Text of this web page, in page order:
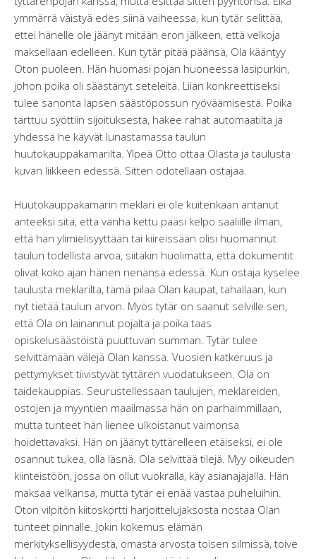
ymmärrä väistyä edes siinä vaiheessa, kun tytär selittää,
ettei hänelle ole jäänyt mitään eron jälkeen, että velkoja
maksellaan edelleen. Kun tytär pitää päänsä, Ola kääntyy
Oton puoleen. Hän huomasi pojan huoneessa lasipurkin,
johon poika oli säästänyt seteleitä. Liian konkreettiseksi
tulee sanonta lapsen säästöpossun ryöväämisestä. Poika
tarttuu syöttiin sijoituksesta, hakee rahat automaatilta ja
yhdessä he käyvät lunastamassa taulun
huutokauppakamarilta. Ylpeä Otto ottaa Olasta ja taulusta
kuvan liikkeen edessä. Sitten odotellaan ostajaa.
Huutokauppakamarin meklari ei ole kuitenkaan antanut
anteeksi sitä, että vanha kettu pääsi kelpo saaliille ilman,
että hän ylimielisyyttään tai kiireissään olisi huomannut
taulun todellista arvoa, siitäkin huolimatta, että dokumentit
olivat koko ajan hänen nenänsä edessä. Kun ostaja kyselee
taulusta meklarilta, tämä pilaa Olan kaupat, tahallaan, kun
nyt tietää taulun arvon. Myös tytär on saanut selville sen,
että Ola on lainannut pojalta ja poika taas
opiskelusäästöistä puuttuvan summan. Tytär tulee
selvittämään välejä Olan kanssa. Vuosien katkeruus ja
pettymykset tiivistyvät tyttären vuodatukseen. Ola on
taidekauppias. Seurustellessaan taulujen, meklareiden,
ostojen ja myyntien maailmassa hän on parhaimmillaan,
mutta tunteet hän lienee ulkoistanut vaimonsa
hoidettavaksi. Hän on jäänyt tyttärelleen etäiseksi, ei ole
osannut tukea, olla läsnä. Ola selvittää tilejä. Myy oikeuden
kiinteistöön, jossa on ollut vuokralla, käy asianajajalla. Hän
maksaa velkansa, mutta tytär ei enää vastaa puheluihin.
Oton vilpitön kiitoskortti harjoittelujaksosta nostaa Olan
tunteet pinnalle. Jokin kokemus elämän
merkityksellisyydestä, omasta arvosta toisen silmissä, toive